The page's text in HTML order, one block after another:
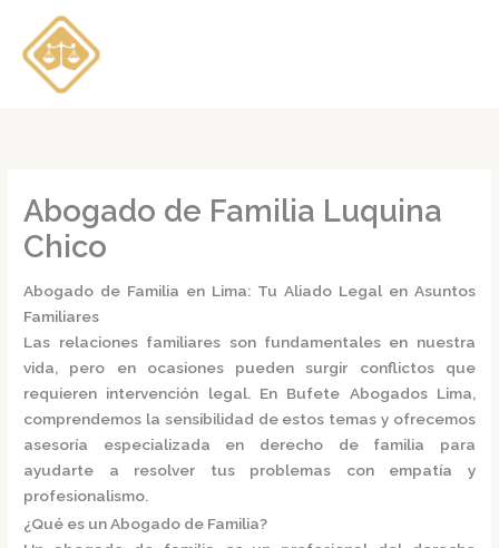
contenido
Abogado de Familia Luquina
Chico
Abogado de Familia en Lima: Tu Aliado Legal en Asuntos
Familiares
Las relaciones familiares son fundamentales en nuestra
vida, pero en ocasiones pueden surgir conflictos que
requieren intervención legal. En Bufete Abogados Lima,
comprendemos la sensibilidad de estos temas y ofrecemos
asesoría especializada en derecho de familia para
ayudarte a resolver tus problemas con empatía y
profesionalismo.
¿Qué es un Abogado de Familia?